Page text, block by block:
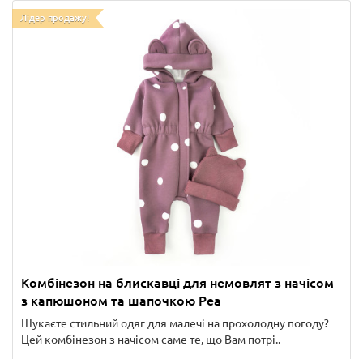
Лідер продажу!
Комбінезон на блискавці для немовлят з начісом
з капюшоном та шапочкою Pea
Шукаєте стильний одяг для малечі на прохолодну погоду?
Цей комбінезон з начісом саме те, що Вам потрі..